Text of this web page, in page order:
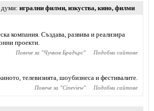
игрални филми, изкуства, кино, филми
компания. Създава, развива и реализира
проекти.
Повече за "Чучков Брадърс" Подобни сайтове
телевизията, шоубизнеса и фестивалите.
Повече за "Cineview" Подобни сайтове